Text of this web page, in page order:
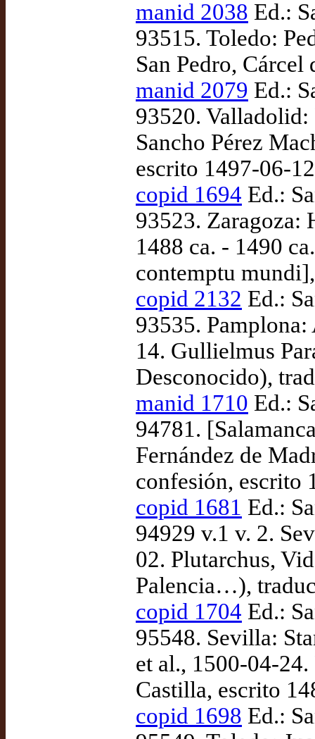
manid 2038 Ed.:
93515. Toledo:
San Pedro,
manid 2079 Ed.:
93520.
Sancho Pérez
escrito 1497-06-
copid 1694 Ed.:
93523. Zaragoza:
1488 ca. - 1490
contemptu
copid 2132 Ed.:
93535.
14. Gullielmus
Desconocido),
manid 1710 Ed.:
94781.
Fernández de
confesión, escrito
copid 1681 Ed.:
94929 v.1 v. 2.
02. Plutarchus,
Palencia…),
copid 1704 Ed.:
95548. Sevilla:
et al., 1500-04-24.
Castilla, escrito
copid 1698 Ed.: